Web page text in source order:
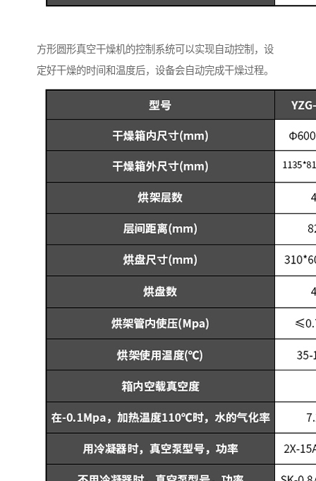
方形圆形真空干燥机的控制系统可以实现自动控制，设
定好干燥的时间和温度后，设备会自动完成干燥过程。